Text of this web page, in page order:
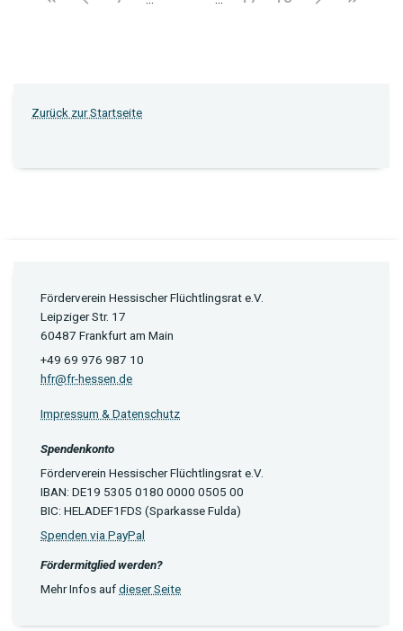
Zurück zur Startseite
Förderverein Hessischer Flüchtlingsrat e.V.
Leipziger Str. 17
60487 Frankfurt am Main
+49 69 976 987 10
hfr@fr-hessen.de
Impressum & Datenschutz
Spendenkonto
Förderverein Hessischer Flüchtlingsrat e.V.
IBAN: DE19 5305 0180 0000 0505 00
BIC: HELADEF1FDS (Sparkasse Fulda)
Spenden via PayPal
Fördermitglied werden?
Mehr Infos aufdieser Seite